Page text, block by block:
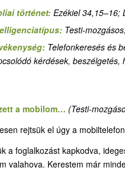
történet:Ezékiel 34,15–16;
Testi-
Telefonkeresés és
kérdések, beszélgetés,
a mobilom… (Testi-
rejtsük el úgy a
a foglalkozást kapkodva,
valahova. Kerestem már
kincsed?